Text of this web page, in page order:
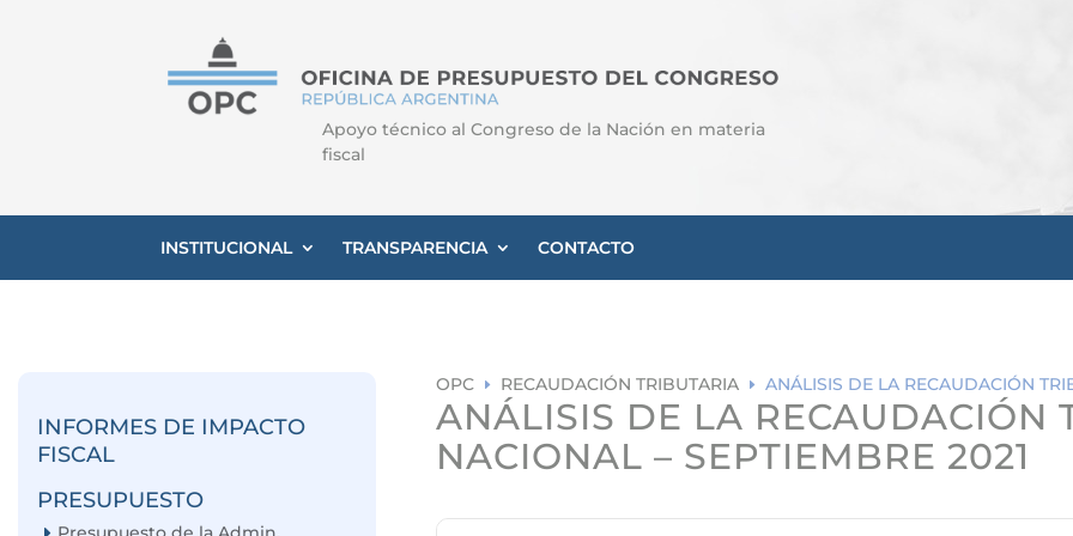
Apoyo técnico al Congreso de la Nación en materia
fiscal
INSTITUCIONAL TRANSPARENCIA CONTACTO
INFORMES DE IMPACTO
FISCAL
PRESUPUESTO
OPC E RECAUDACIÓN TRIBUTARIA E ANÁLISIS DE LA RECAUDACIÓN
ANÁLISIS DE LA RECAUDACIÓN
NACIONAL – SEPTIEMBRE 2021